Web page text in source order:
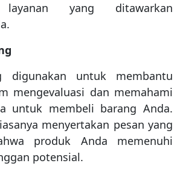
layanan yang ditawarkan
digunakan untuk membantu
mengevaluasi dan memahami
untuk membeli barang Anda.
menyertakan pesan yang
produk Anda memenuhi
potensial.